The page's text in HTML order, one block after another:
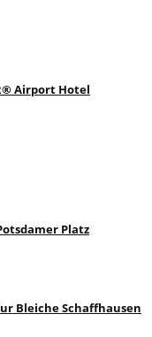
Airport Hotel
Platz
Bleiche Schaffhausen